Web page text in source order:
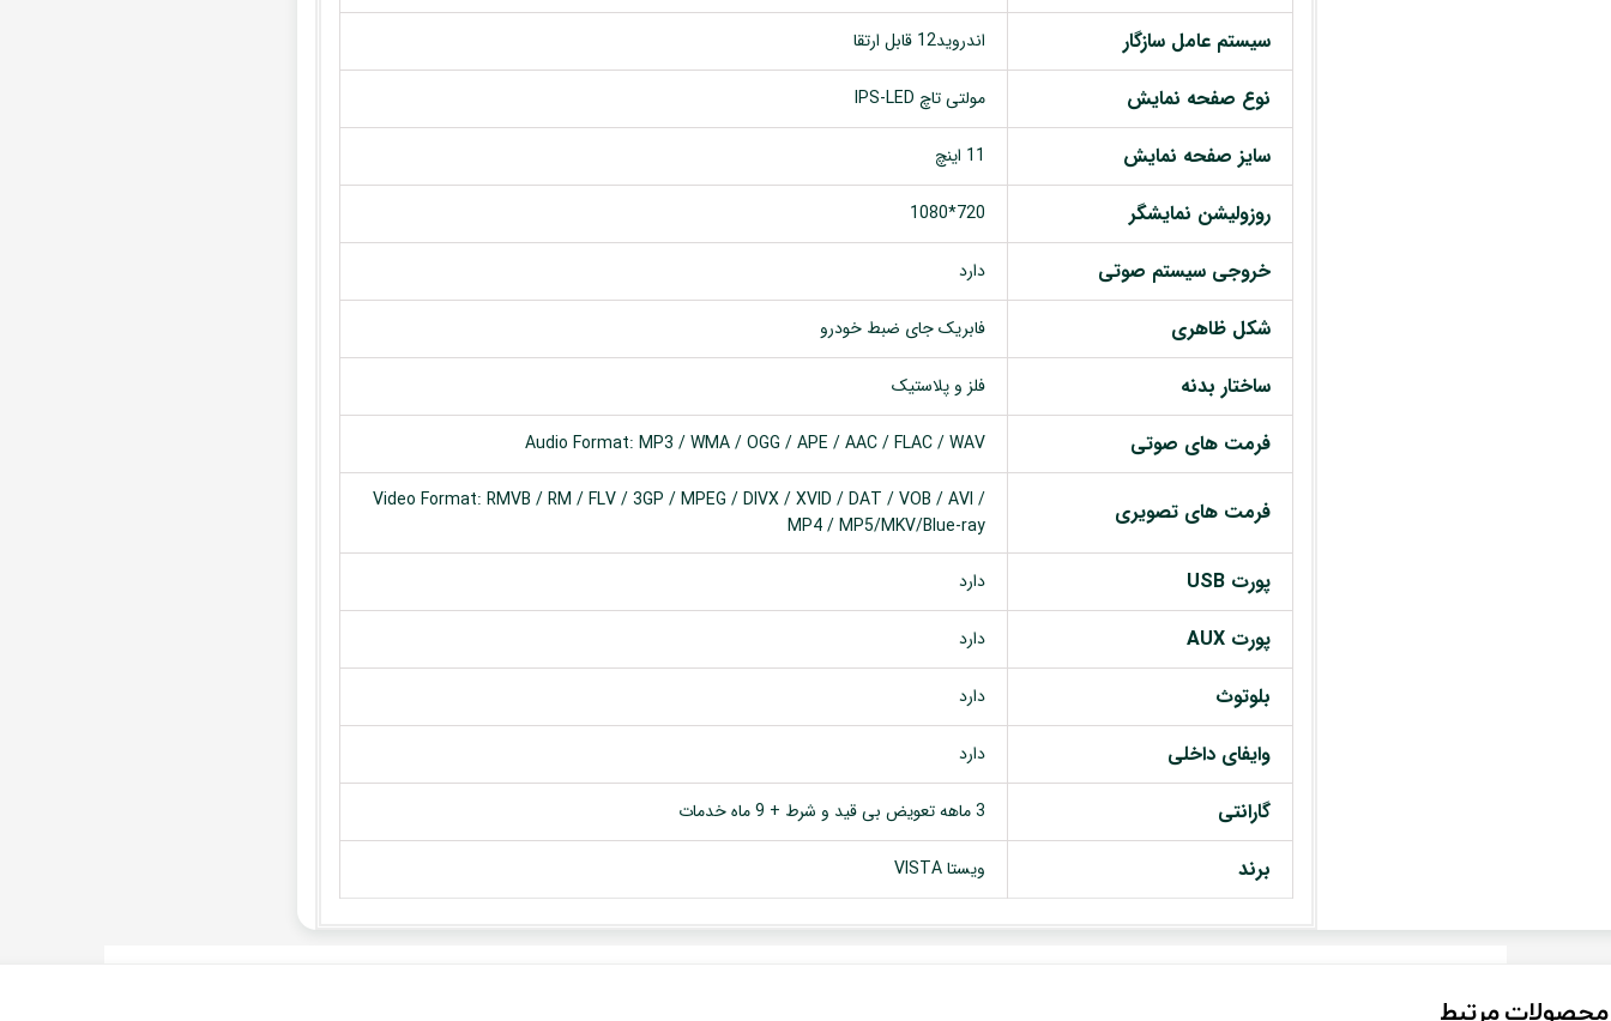
سیستم عامل سازگار اندروید12 قابل ارتقا
نوع صفحه نمایش مولتی تاچ IPS-LED
سایز صفحه نمایش 11 اینچ
روزولیشن نمایشگر 720*1080
خروجی سیستم صوتی دارد
شکل ظاهری فابریک جای ضبط خودرو
ساختار بدنه فلز و پلاستیک
فرمت های صوتی Audio Format: MP3 / WMA / OGG / APE / AAC / FLAC / WAV
فرمت های تصویری
Video Format: RMVB / RM / FLV / 3GP / MPEG / DIVX / XVID / DAT / VOB / AVI /
MP4 / MP5/MKV/Blue-ray
پورت USB دارد
پورت AUX دارد
بلوتوث دارد
وایفای داخلی دارد
گارانتی 3 ماهه تعویض بی قید و شرط + 9 ماه خدمات
برند ویستا VISTA
محصولات مرتبط